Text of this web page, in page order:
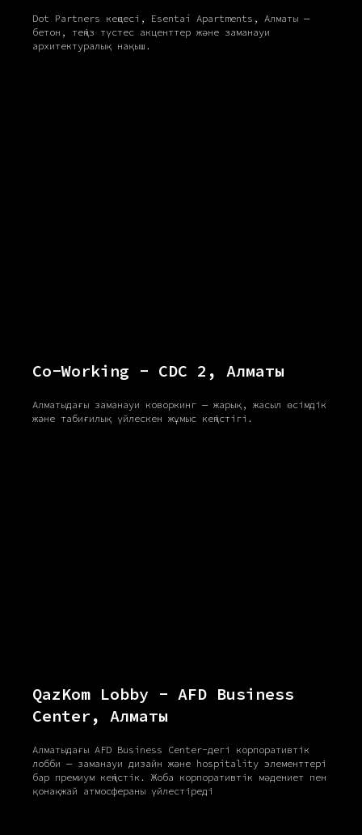
Dot Partners кеңсесі, Esentai Apartments, Алматы —
бетон, теңіз түстес акценттер және заманауи
архитектуралық нақыш.
Co-Working - CDC 2, Алматы
Алматыдағы заманауи коворкинг — жарық, жасыл өсімдік
және табиғилық үйлескен жұмыс кеңістігі.
QazKom Lobby - AFD Business
Center, Алматы
Алматыдағы AFD Business Center-дегі корпоративтік
лобби — заманауи дизайн және hospitality элементтері
бар премиум кеңістік. Жоба корпоративтік мәдениет пен
қонақжай атмосфераны үйлестіреді